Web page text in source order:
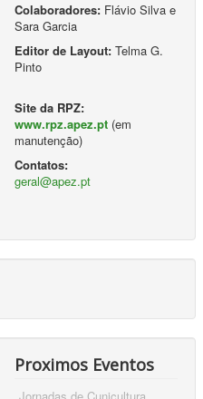
Colaboradores: Flávio Silva e
Sara Garcia
Editor de Layout: Telma G.
Pinto
Site da RPZ:
www.rpz.apez.pt (em
manutenção)
Contatos:
geral@apez.pt
Proximos Eventos